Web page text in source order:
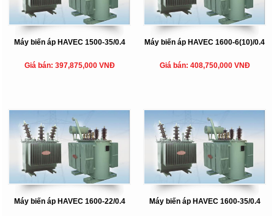
Máy biến áp HAVEC 1500-35/0.4
Giá bán: 397,875,000 VNĐ
Máy biến áp HAVEC 1600-6(10)/0.4
Giá bán: 408,750,000 VNĐ
Máy biến áp HAVEC 1600-22/0.4 Máy biến áp HAVEC 1600-35/0.4